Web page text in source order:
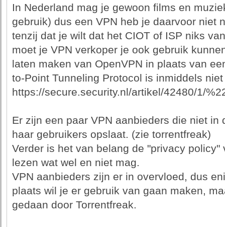
In Nederland mag je gewoon films en
gebruik) dus een VPN heb je daarvoor niet
tenzij dat je wilt dat het CIOT of ISP niks
moet je VPN verkoper je ook gebruik
laten maken van OpenVPN in plaats van
to-Point Tunneling Protocol is inmiddels
https://secure.security.nl/artikel/42480/1/
Er zijn een paar VPN aanbieders die niet in
haar gebruikers opslaat. (zie torrentfreak)
Verder is het van belang de "privacy
lezen wat wel en niet mag.
VPN aanbieders zijn er in overvloed, dus
plaats wil je er gebruik van gaan maken,
gedaan door Torrentfreak.